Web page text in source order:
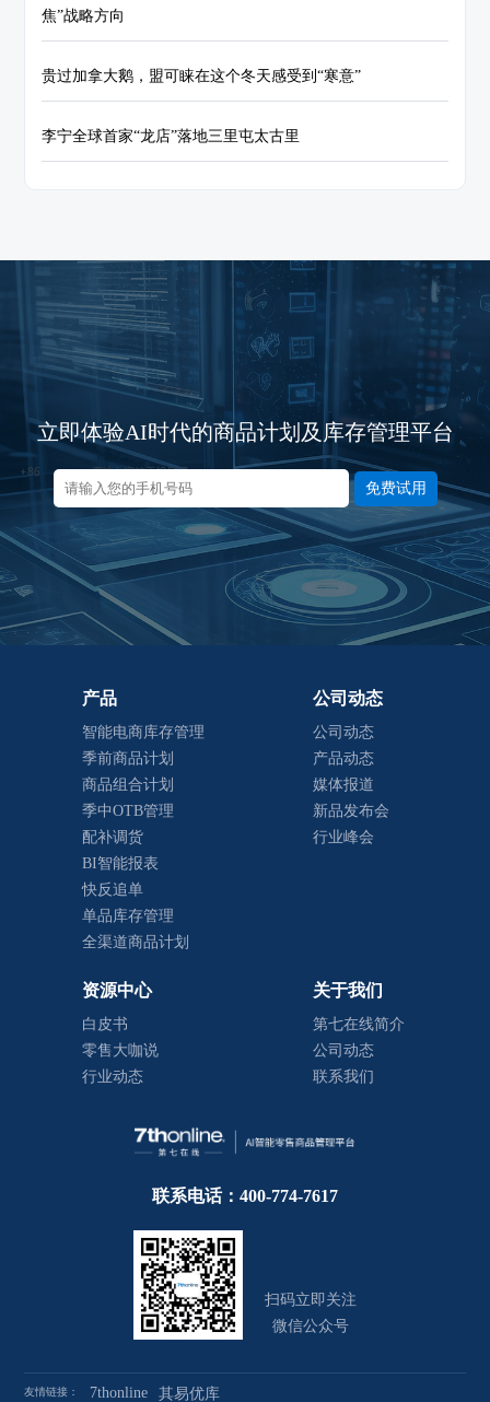
焦”战略方向
贵过加拿大鹅，盟可睐在这个冬天感受到“寒意”
李宁全球首家“龙店”落地三里屯太古里
立即体验AI时代的商品计划及库存管理平台
免费试用
产品
智能电商库存管理
季前商品计划
商品组合计划
季中OTB管理
配补调货
BI智能报表
快反追单
单品库存管理
全渠道商品计划
公司动态
公司动态
产品动态
媒体报道
新品发布会
行业峰会
资源中心
白皮书
零售大咖说
行业动态
关于我们
第七在线简介
公司动态
联系我们
联系电话：400-774-7617
扫码立即关注
微信公众号
友情链接： 7thonline 其易优库